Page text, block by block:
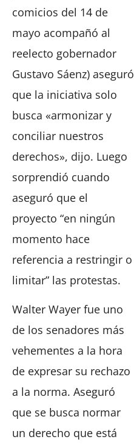
comicios del 14 de
mayo acompañó al
reelecto gobernador
Gustavo Sáenz) aseguró
que la iniciativa solo
busca «armonizar y
conciliar nuestros
derechos», dijo. Luego
sorprendió cuando
aseguró que el
proyecto “en ningún
momento hace
referencia a restringir o
limitar” las protestas.
Walter Wayer fue uno
de los senadores más
vehementes a la hora
de expresar su rechazo
a la norma. Aseguró
que se busca normar
un derecho que está